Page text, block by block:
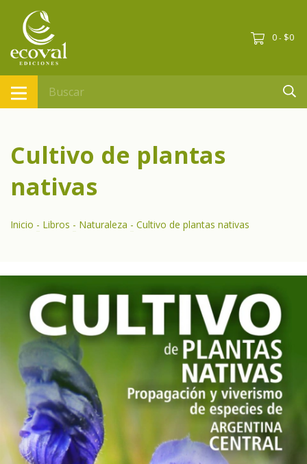
0 - $0
Cultivo de plantas
nativas
Inicio - Libros - Naturaleza - Cultivo de plantas nativas